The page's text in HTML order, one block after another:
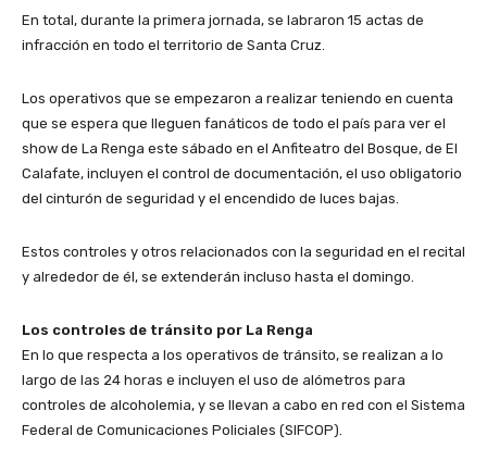
En total, durante la primera jornada, se labraron 15 actas de
infracción en todo el territorio de Santa Cruz.
Los operativos que se empezaron a realizar teniendo en cuenta
que se espera que lleguen fanáticos de todo el país para ver el
show de La Renga este sábado en el Anfiteatro del Bosque, de El
Calafate, incluyen el control de documentación, el uso obligatorio
del cinturón de seguridad y el encendido de luces bajas.
Estos controles y otros relacionados con la seguridad en el recital
y alrededor de él, se extenderán incluso hasta el domingo.
Los controles de tránsito por La Renga
En lo que respecta a los operativos de tránsito, se realizan a lo
largo de las 24 horas e incluyen el uso de alómetros para
controles de alcoholemia, y se llevan a cabo en red con el Sistema
Federal de Comunicaciones Policiales (SIFCOP).